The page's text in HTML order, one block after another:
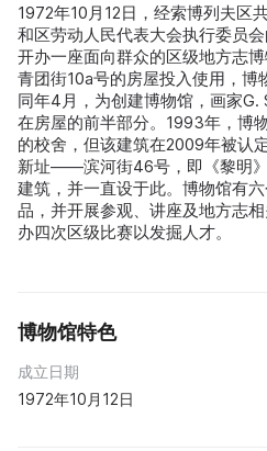
1972年10月12日，经索博列夫
和区劳动人民代表大会执行委员
开办一座面向群众的区级地方志
青团街10а号的房屋投入使用，博
同年4月，为创建博物馆，画家G.
在房屋的前半部分。1993年，博
的校舍，但该建筑在2009年被认
新址——滨河街46号，即《黎明
建筑，并一直设于此。博物馆有
品，并开展参观、讲座及地方志
办四次区级比赛以发掘人才。
博物馆特色
成立日期
1972年10月12日